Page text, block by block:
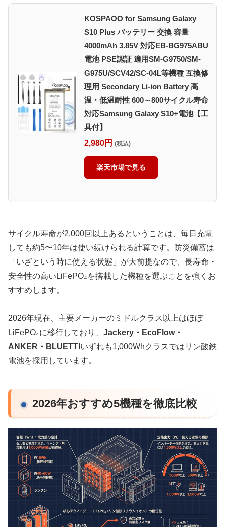
KOSPAOO for Samsung Galaxy
S10 Plus バッテリー 交換 容量
4000mAh 3.85V 対応EB-BG975ABU
電池 PSE認証 適用SM-G9750/SM-
G975U/SCV42/SC-04L等機種 互換修
理用 Secondary Li-ion Battery 高
温・低温耐性 600～800サイクル寿命
対応Samsung Galaxy S10+電池【工
具付】
2,980円 (税込)
楽天市場で見る
サイクル寿命が2,000回以上あるということは、毎日充電
しても約5〜10年は使い続けられる計算です。防災備蓄は
「いざという時に使える状態」が大前提なので、長寿命・
安全性の高いLiFePO₄を搭載した機種を選ぶことを強くお
すすめします。
2026年現在、主要メーカーのミドルクラス以上はほぼ
LiFePO₄に移行しており、 Jackery・EcoFlow・
ANKER・BLUETTI いずれも1,000Whクラスではリン酸鉄
電池を採用しています。
2026年おすすめ5機種を徹底比較